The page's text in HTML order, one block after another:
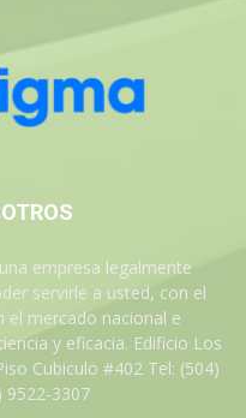
empresa legalmente
servirle a usted, con el
el mercado nacional e
y eficacia. Edificio Los
Cubiculo #402 Tel: (504)
9522-3307